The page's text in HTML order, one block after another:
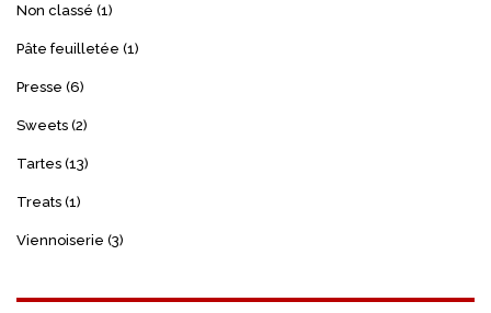
Non classé (1)
Pâte feuilletée (1)
Presse (6)
Sweets (2)
Tartes (13)
Treats (1)
Viennoiserie (3)